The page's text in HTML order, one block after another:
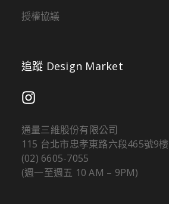
授權協議
追蹤 Design Market
通量三維股份有限公司
115 台北市忠孝東路六段465號9樓
(02) 6605-7055
(週一至週五 10 AM – 9PM)